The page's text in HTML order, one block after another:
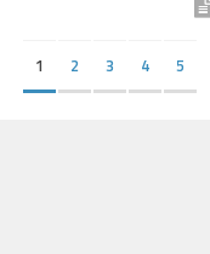
1 2 3 4 5